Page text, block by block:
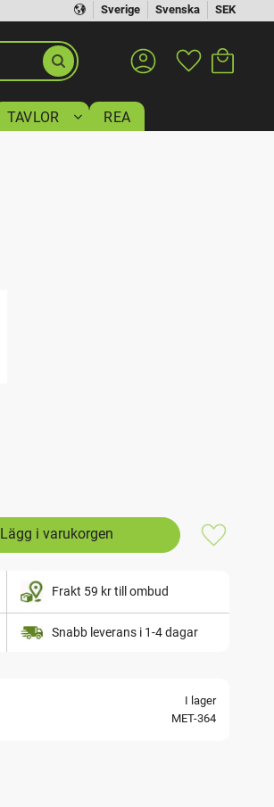
Sverige Svenska SEK
Favoriter
TAVLOR REA
Lägg till i
Frakt 59 kr till ombud
Snabb leverans i 1-4 dagar
I lager
MET-364